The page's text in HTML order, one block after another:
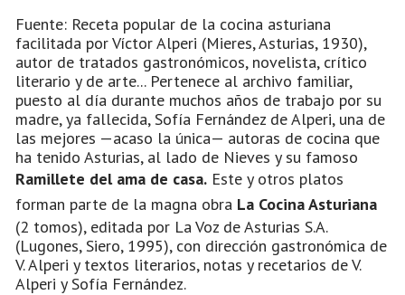
Fuente: Receta popular de la cocina asturiana
facilitada por Víctor Alperi (Mieres, Asturias, 1930),
autor de tratados gastronómicos, novelista, crítico
literario y de arte... Pertenece al archivo familiar,
puesto al día durante muchos años de trabajo por su
madre, ya fallecida, Sofía Fernández de Alperi, una de
las mejores —acaso la única— autoras de cocina que
ha tenido Asturias, al lado de Nieves y su famoso
Ramillete del ama de casa. Este y otros platos
forman parte de la magna obra La Cocina Asturiana
(2 tomos), editada por La Voz de Asturias S.A.
(Lugones, Siero, 1995), con dirección gastronómica de
V. Alperi y textos literarios, notas y recetarios de V.
Alperi y Sofía Fernández.